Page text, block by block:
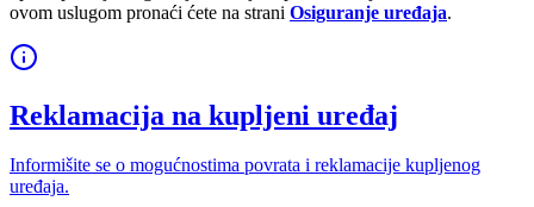
ovom uslugom pronaći ćete na strani Osiguranje uređaja.
Reklamacija na kupljeni uređaj
Informišite se o mogućnostima povrata i reklamacije kupljenog
uređaja.